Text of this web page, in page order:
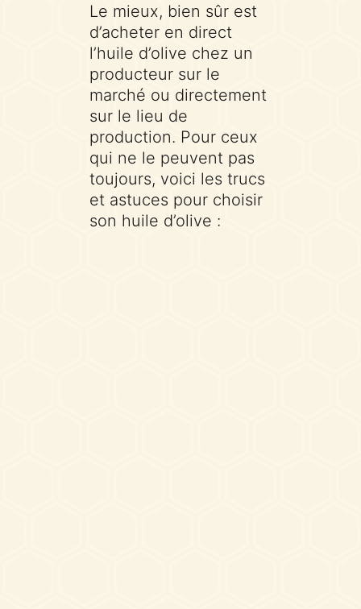
Le mieux, bien sûr est
d’acheter en direct
l’huile d’olive chez un
producteur sur le
marché ou directement
sur le lieu de
production. Pour ceux
qui ne le peuvent pas
toujours, voici les trucs
et astuces pour choisir
son huile d’olive :